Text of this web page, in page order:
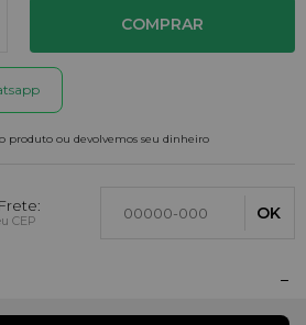
COMPRAR
produto ou devolvemos seu dinheiro
CEP OK